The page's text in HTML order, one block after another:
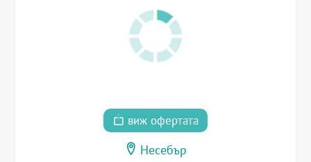
виж офертата
Несебър